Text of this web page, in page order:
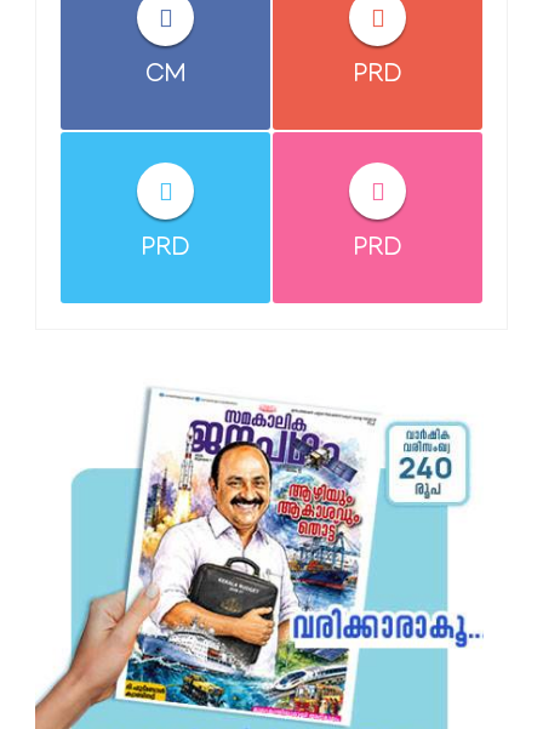
CM PRD
PRD PRD